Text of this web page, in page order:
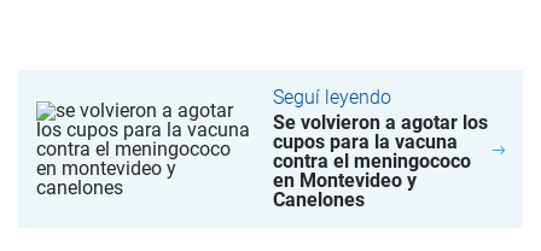
Seguí leyendo
Se volvieron a agotar los
cupos para la vacuna
contra el meningococo
en Montevideo y
Canelones